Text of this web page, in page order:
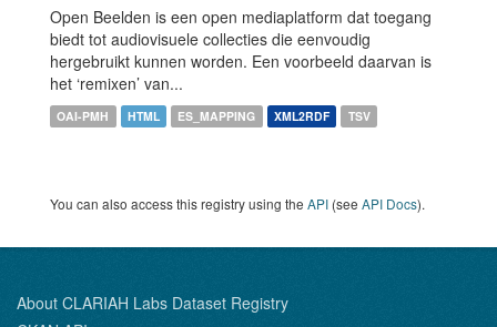
Open Beelden is een open mediaplatform dat toegang
biedt tot audiovisuele collecties die eenvoudig
hergebruikt kunnen worden. Een voorbeeld daarvan is
het ‘remixen’ van...
OAI-PMH HTML ES_MAPPING XML2RDF TSV
You can also access this registry using the API (see API Docs).
About CLARIAH Labs Dataset Registry